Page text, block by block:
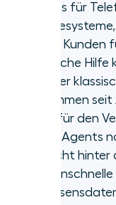
Kurz
Was
Wie sich
Wie
AI Agents für
mit Ihren Kunden
menschliche
Menüs der
Unternehmen
Sie die 1 für den
Support Agents
die Absicht hinter
Ihrer